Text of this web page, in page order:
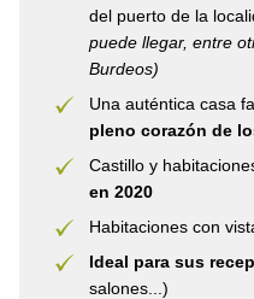
del puerto de la
puede llegar, entre
Burdeos)
Una auténtica casa
pleno corazón de
Castillo y
en 2020
Habitaciones con
Ideal para sus
salones...)